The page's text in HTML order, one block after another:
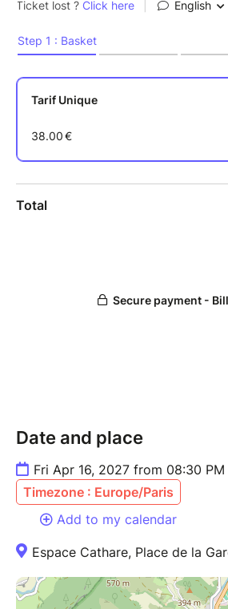
Date and place
Fri Apr 16, 2027 from 08:30
Timezone : Europe/Paris
Add to my calendar
Espace Cathare, Place de la